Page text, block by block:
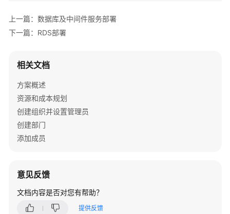
数
及
间
件
服
部
署
务
基
础
上一篇：数据库及中间件服务部署
下一篇：RDS部署
相关文档
方案概述
资源和成本规划
创建组织并设置管理员
创建部门
添加成员
意见反馈
文档内容是否对您有帮助？
提供反馈